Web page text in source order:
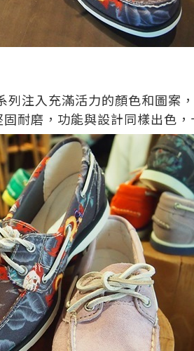
列注入充滿活力的顏色和圖案
耐磨，功能與設計同樣出色